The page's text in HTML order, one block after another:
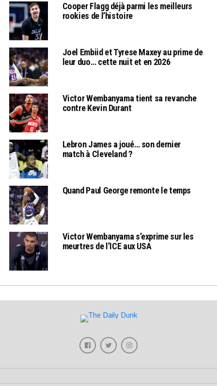
Cooper Flagg déjà parmi les meilleurs
rookies de l’histoire
Joel Embiid et Tyrese Maxey au prime de
leur duo… cette nuit et en 2026
Victor Wembanyama tient sa revanche
contre Kevin Durant
Lebron James a joué… son dernier
match à Cleveland ?
Quand Paul George remonte le temps
Victor Wembanyama s’exprime sur les
meurtres de l’ICE aux USA